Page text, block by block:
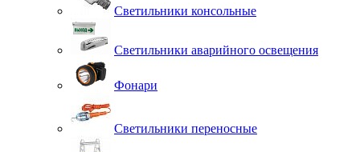
Светильники консольные
Светильники аварийного освещения
Фонари
Светильники переносные